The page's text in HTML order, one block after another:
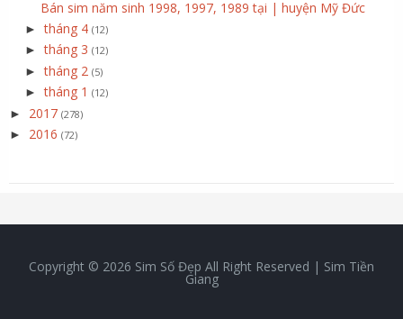
Bán sim năm sinh 1998, 1997, 1989 tại | huyện Mỹ Đức
►tháng 4 (12)
►tháng 3 (12)
►tháng 2 (5)
►tháng 1 (12)
► 2017 (278)
► 2016 (72)
Copyright © 2026 Sim Số Đẹp All Right Reserved | Sim Tiền
Giang